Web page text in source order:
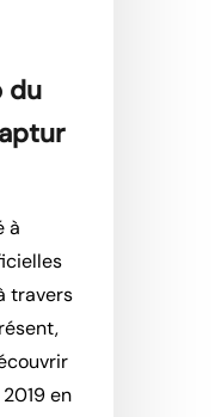
du
à
travers
en